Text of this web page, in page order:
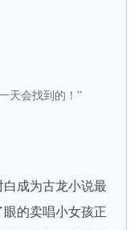
会找到的！”
成为古龙小说最
的卖唱小女孩正